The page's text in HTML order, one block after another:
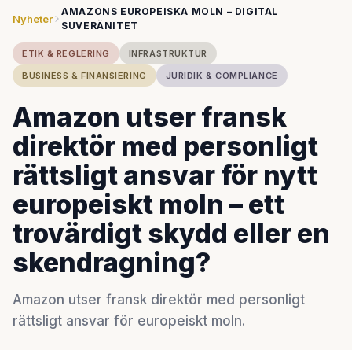
Nyheter
AMAZONS EUROPEISKA MOLN – DIGITAL
SUVERÄNITET
ETIK & REGLERING
INFRASTRUKTUR
BUSINESS & FINANSIERING
JURIDIK & COMPLIANCE
Amazon utser fransk
direktör med personligt
rättsligt ansvar för nytt
europeiskt moln – ett
trovärdigt skydd eller en
skendragning?
Amazon utser fransk direktör med personligt
rättsligt ansvar för europeiskt moln.